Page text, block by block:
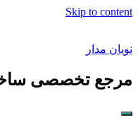
Skip to content
نویان مدار
مرجع تخصصی